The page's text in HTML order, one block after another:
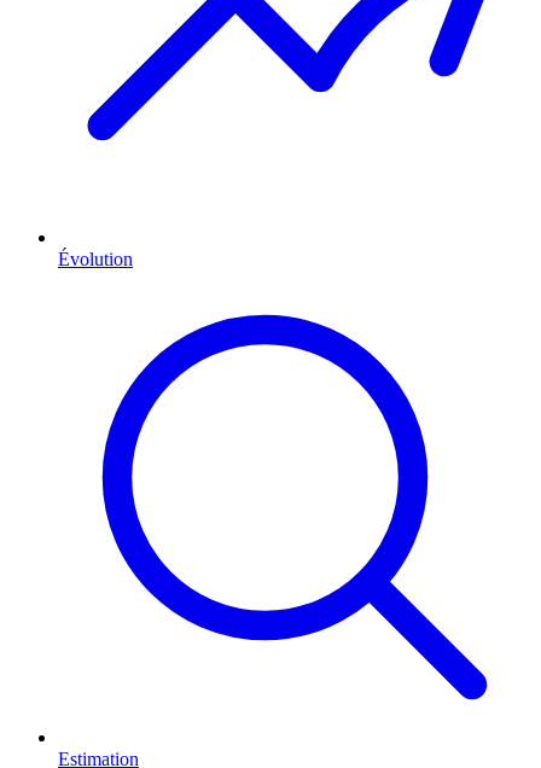
Évolution
Estimation